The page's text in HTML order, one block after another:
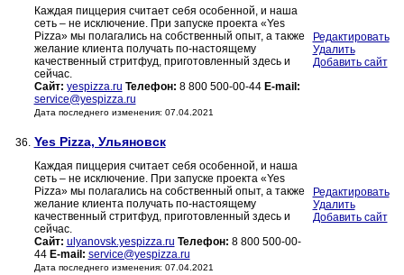
Каждая пиццерия считает себя особенной, и наша
сеть – не исключение. При запуске проекта «Yes
Pizza» мы полагались на собственный опыт, а также
желание клиента получать по-настоящему
качественный стритфуд, приготовленный здесь и
сейчас.
Сайт: yespizza.ru Телефон: 8 800 500-00-44 E-mail:
service@yespizza.ru
Дата последнего изменения: 07.04.2021
Редактировать
Удалить
Добавить сайт
36. Yes Pizza, Ульяновск
Каждая пиццерия считает себя особенной, и наша
сеть – не исключение. При запуске проекта «Yes
Pizza» мы полагались на собственный опыт, а также
желание клиента получать по-настоящему
качественный стритфуд, приготовленный здесь и
сейчас.
Сайт: ulyanovsk.yespizza.ru Телефон: 8 800 500-00-
44 E-mail: service@yespizza.ru
Дата последнего изменения: 07.04.2021
Редактировать
Удалить
Добавить сайт